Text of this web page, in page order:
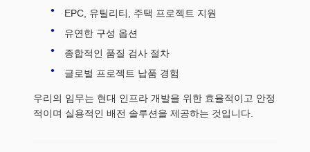
EPC, 유틸리티, 주택 프로젝트 지원
유연한 구성 옵션
종합적인 품질 검사 절차
글로벌 프로젝트 납품 경험
우리의 임무는 현대 인프라 개발을 위한 효율적이고 안정
적이며 실용적인 배전 솔루션을 제공하는 것입니다.